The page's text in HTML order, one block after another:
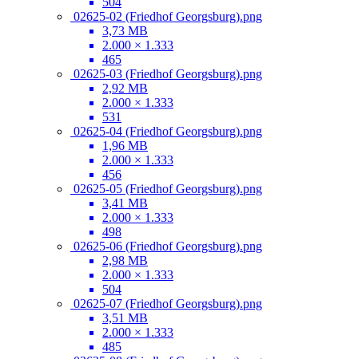
02625-02 (Friedhof Georgsburg).png
3,73 MB
2.000 × 1.333
465
02625-03 (Friedhof Georgsburg).png
2,92 MB
2.000 × 1.333
531
02625-04 (Friedhof Georgsburg).png
1,96 MB
2.000 × 1.333
456
02625-05 (Friedhof Georgsburg).png
3,41 MB
2.000 × 1.333
498
02625-06 (Friedhof Georgsburg).png
2,98 MB
2.000 × 1.333
504
02625-07 (Friedhof Georgsburg).png
3,51 MB
2.000 × 1.333
485